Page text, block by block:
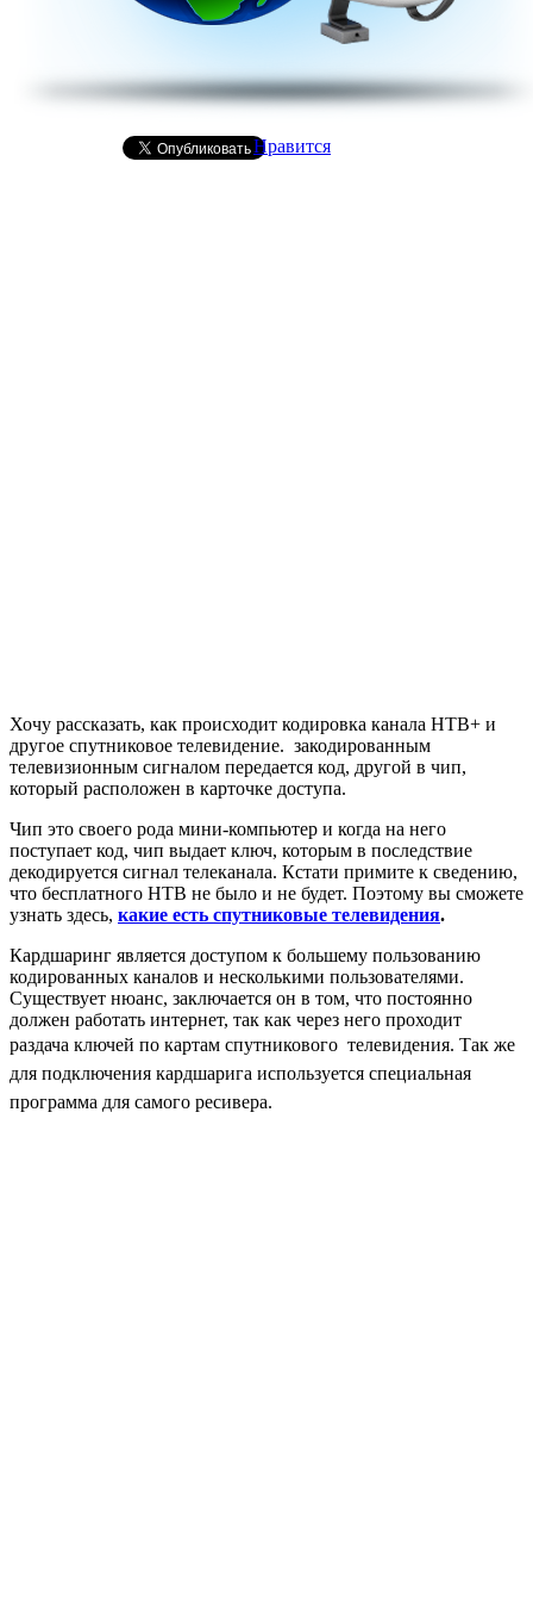
Нравится
Хочу рассказать, как происходит кодировка канала НТВ+ и
другое спутниковое телевидение. закодированным
телевизионным сигналом передается код, другой в чип,
который расположен в карточке доступа.
Чип это своего рода мини-компьютер и когда на него
поступает код, чип выдает ключ, которым в последствие
декодируется сигнал телеканала. Кстати примите к сведению,
что бесплатного НТВ не было и не будет. Поэтому вы сможете
узнать здесь, какие есть спутниковые телевидения.
Кардшаринг является доступом к большему пользованию
кодированных каналов и несколькими пользователями.
Существует нюанс, заключается он в том, что постоянно
должен работать интернет, так как через него проходит
раздача ключей по картам спутникового телевидения. Так же
для подключения кардшарига используется специальная
программа для самого ресивера.